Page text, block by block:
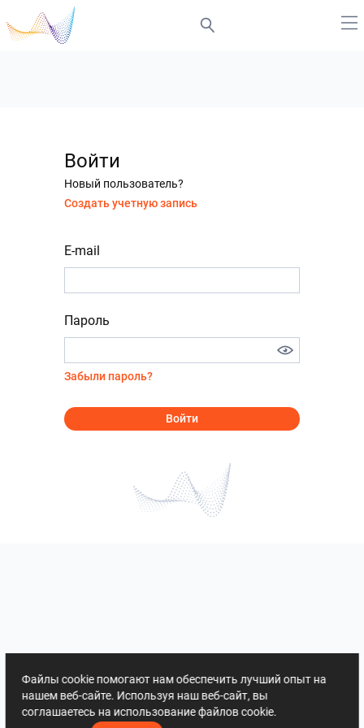
Войти
Новый пользователь?
Создать учетную запись
E-mail
Пароль
Забыли пароль?
Войти
Файлы cookie помогают нам обеспечить лучший опыт на
нашем веб-сайте. Используя наш веб-сайт, вы
соглашаетесь на использование файлов cookie.